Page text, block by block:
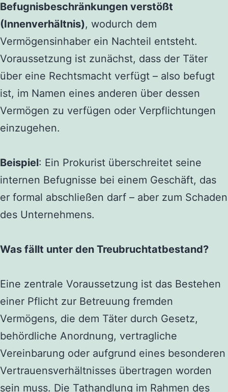
Befugnisbeschränkungen verstößt
(Innenverhältnis), wodurch dem
Vermögensinhaber ein Nachteil entsteht.
Voraussetzung ist zunächst, dass der Täter
über eine Rechtsmacht verfügt – also befugt
ist, im Namen eines anderen über dessen
Vermögen zu verfügen oder Verpflichtungen
einzugehen.
Beispiel: Ein Prokurist überschreitet seine
internen Befugnisse bei einem Geschäft, das
er formal abschließen darf – aber zum Schaden
des Unternehmens.
Was fällt unter den Treubruchtatbestand?
Eine zentrale Voraussetzung ist das Bestehen
einer Pflicht zur Betreuung fremden
Vermögens, die dem Täter durch Gesetz,
behördliche Anordnung, vertragliche
Vereinbarung oder aufgrund eines besonderen
Vertrauensverhältnisses übertragen worden
sein muss. Die Tathandlung im Rahmen des